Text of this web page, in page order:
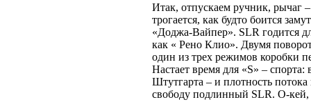
Итак, отпускаем ручник, рычаг
трогается, как будто боится
«Доджа-Вайпер». SLR годится
как « Рено Клио». Двумя
один из трех режимов коробки
Настает время для «S» – спорта:
Штутгарта – и плотность
свободу подлинный SLR. О-